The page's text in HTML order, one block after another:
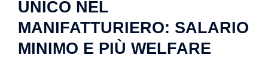
UNICO NEL
MANIFATTURIERO: SALARIO
MINIMO E PIÙ WELFARE